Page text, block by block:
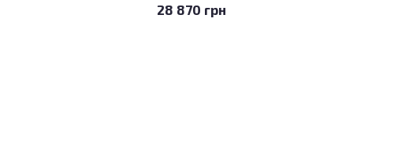
28 870 грн